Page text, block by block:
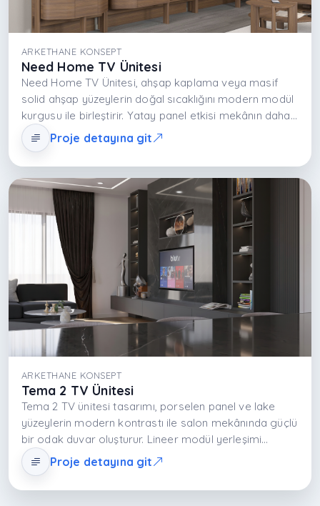
ARKETHANE KONSEPT
Need Home TV Ünitesi
Need Home TV Ünitesi, ahşap kaplama veya masif
solid ahşap yüzeylerin doğal sıcaklığını modern modül
kurgusu ile birleştirir. Yatay panel etkisi mekânın daha
geniş algılanmasını sağlarken açık ve kapalı depolama
alanları medya ekipmanının düzenli kullanımına imkân
tanır. Doğal doku ve net geometrik çizgiler sayesinde
salon hem estetik hem konforlu bir yaşam alanına
dönüşür.
Proje detayına git
ARKETHANE KONSEPT
Tema 2 TV Ünitesi
Tema 2 TV ünitesi tasarımı, porselen panel ve lake
yüzeylerin modern kontrastı ile salon mekânında güçlü
bir odak duvar oluşturur. Lineer modül yerleşimi
mekânın daha geniş algılanmasını sağlarken
fonksiyonel depolama alanları medya ekipmanının
düzenli kullanımına imkân tanır. Doğal taş etkili
Proje detayına git